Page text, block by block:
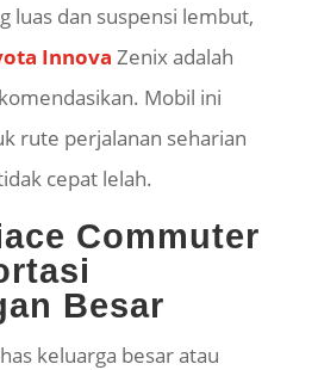
luas dan suspensi lembut,
Innova Zenixadalah
Mobil ini
rute perjalanan seharian
cepat lelah.
Commuter
Besar
keluarga besar atau